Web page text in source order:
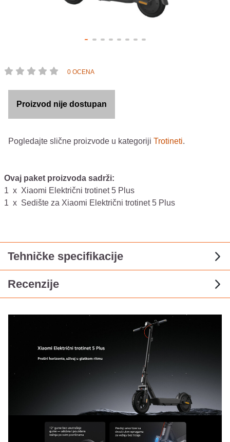
0 OCENA
Proizvod nije dostupan
Pogledajte slične proizvode u kategoriji Trotineti.
Ovaj paket proizvoda sadrži:
1 x Xiaomi Električni trotinet 5 Plus
1 x Sedište za Xiaomi Električni trotinet 5 Plus
Tehničke specifikacije
Recenzije